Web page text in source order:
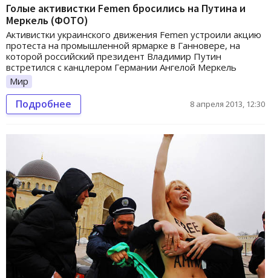
Голые активистки Femen бросились на Путина и
Меркель (ФОТО)
Активистки украинского движения Femen устроили акцию
протеста на промышленной ярмарке в Ганновере, на
которой российский президент Владимир Путин
встретился с канцлером Германии Ангелой Меркель
Мир
Подробнее 8 апреля 2013, 12:30